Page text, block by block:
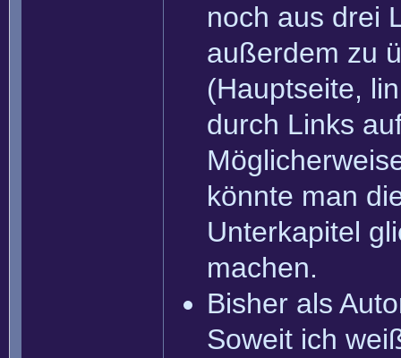
noch aus drei
außerdem zu
(Hauptseite,
durch Links
könnte man
Unterkapitel
machen.
Bisher als
Soweit ich